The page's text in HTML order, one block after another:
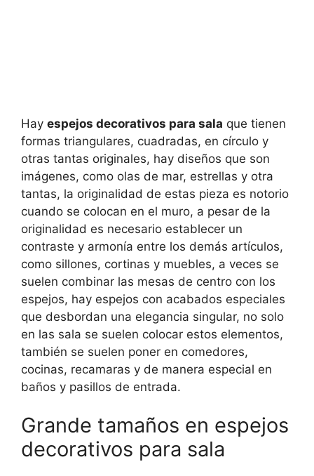
Hay espejos decorativos para sala que tienen
formas triangulares, cuadradas, en círculo y
otras tantas originales, hay diseños que son
imágenes, como olas de mar, estrellas y otra
tantas, la originalidad de estas pieza es notorio
cuando se colocan en el muro, a pesar de la
originalidad es necesario establecer un
contraste y armonía entre los demás artículos,
como sillones, cortinas y muebles, a veces se
suelen combinar las mesas de centro con los
espejos, hay espejos con acabados especiales
que desbordan una elegancia singular, no solo
en las sala se suelen colocar estos elementos,
también se suelen poner en comedores,
cocinas, recamaras y de manera especial en
baños y pasillos de entrada.
Grande tamaños en espejos
decorativos para sala